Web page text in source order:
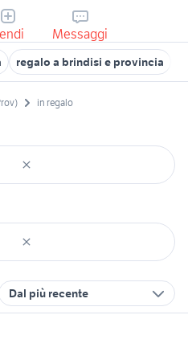
Messaggi
regalo a brindisi e provincia
in regalo
Dal più recente